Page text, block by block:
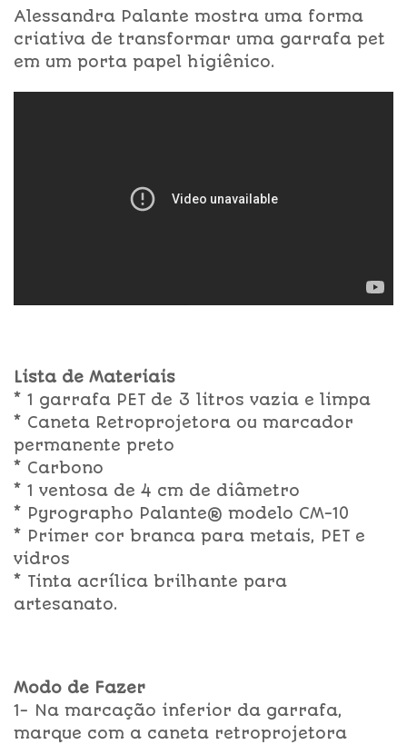
Alessandra Palante mostra uma forma
criativa de transformar uma garrafa pet
em um porta papel higiênico.
Lista de Materiais
* 1 garrafa PET de 3 litros vazia e limpa
* Caneta Retroprojetora ou marcador
permanente preto
* Carbono
* 1 ventosa de 4 cm de diâmetro
* Pyrographo Palante® modelo CM-10
* Primer cor branca para metais, PET e
vidros
* Tinta acrílica brilhante para
artesanato.
Modo de Fazer
1- Na marcação inferior da garrafa,
marque com a caneta retroprojetora